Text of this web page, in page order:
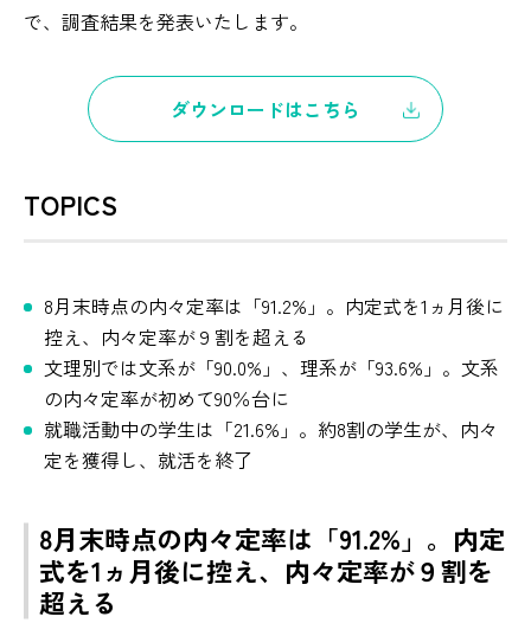
で、調査結果を発表いたします。
ダウンロードはこちら
TOPICS
8月末時点の内々定率は「91.2%」。内定式を1ヵ月後に
控え、内々定率が９割を超える
文理別では文系が「90.0%」、理系が「93.6%」。文系
の内々定率が初めて90％台に
就職活動中の学生は「21.6%」。約8割の学生が、内々
定を獲得し、就活を終了
8月末時点の内々定率は「91.2%」。内定
式を1ヵ月後に控え、内々定率が９割を
超える